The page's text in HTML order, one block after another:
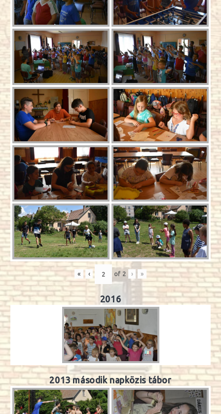
« ‹ of 2 › »
2016
2013 második napközis tábor